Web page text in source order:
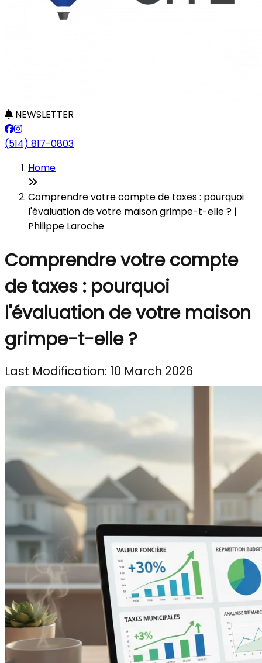
NEWSLETTER
(514) 817-0803
Home
Comprendre votre compte de taxes : pourquoi
l'évaluation de votre maison grimpe-t-elle ? |
Philippe Laroche
Comprendre votre compte
de taxes : pourquoi
l'évaluation de votre maison
grimpe-t-elle ?
Last Modification: 10 March 2026